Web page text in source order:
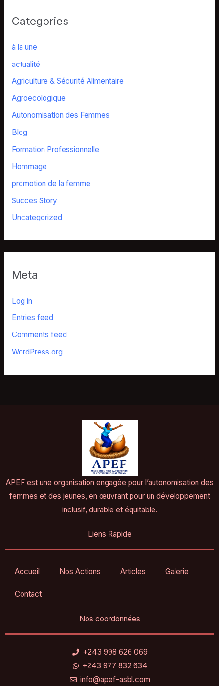
Categories
à la une
actualité
Agriculture & Sécurité Alimentaire
Agroecologique
Autonomisation des Femmes
Blog
Formation Professionnelle
Hommage
promotion de la femme
Succes Story
Uncategorized
Meta
Log in
Entries feed
Comments feed
WordPress.org
APEF est une organisation engagée pour l’autonomisation des
femmes et des jeunes, en œuvrant pour un développement
inclusif, durable et équitable.
Liens Rapide
Accueil Nos Actions Articles Galerie
Contact
Nos coordonnées
+243 998 626 069
+243 977 832 634
info@apef-asbl.com